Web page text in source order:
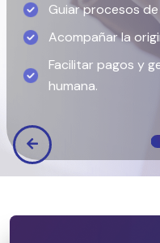
Guiar procesos
Acompañar la
Facilitar pagos y
humana.